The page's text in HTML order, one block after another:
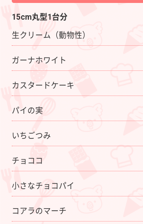
15cm丸型1台分
生クリーム（動物性）
ガーナホワイト
カスタードケーキ
パイの実
いちごつみ
チョココ
小さなチョコパイ
コアラのマーチ